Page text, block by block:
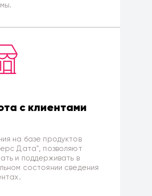
с клиентами
на базе продуктов
Дата", позволяют
и поддерживать в
состоянии сведения